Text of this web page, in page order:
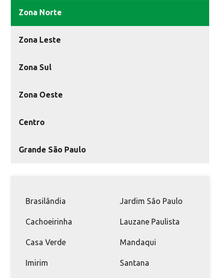
Zona Norte
Zona Leste
Zona Sul
Zona Oeste
Centro
Grande São Paulo
Brasilândia
Cachoeirinha
Casa Verde
Imirim
Jardim São Paulo
Lauzane Paulista
Mandaqui
Santana